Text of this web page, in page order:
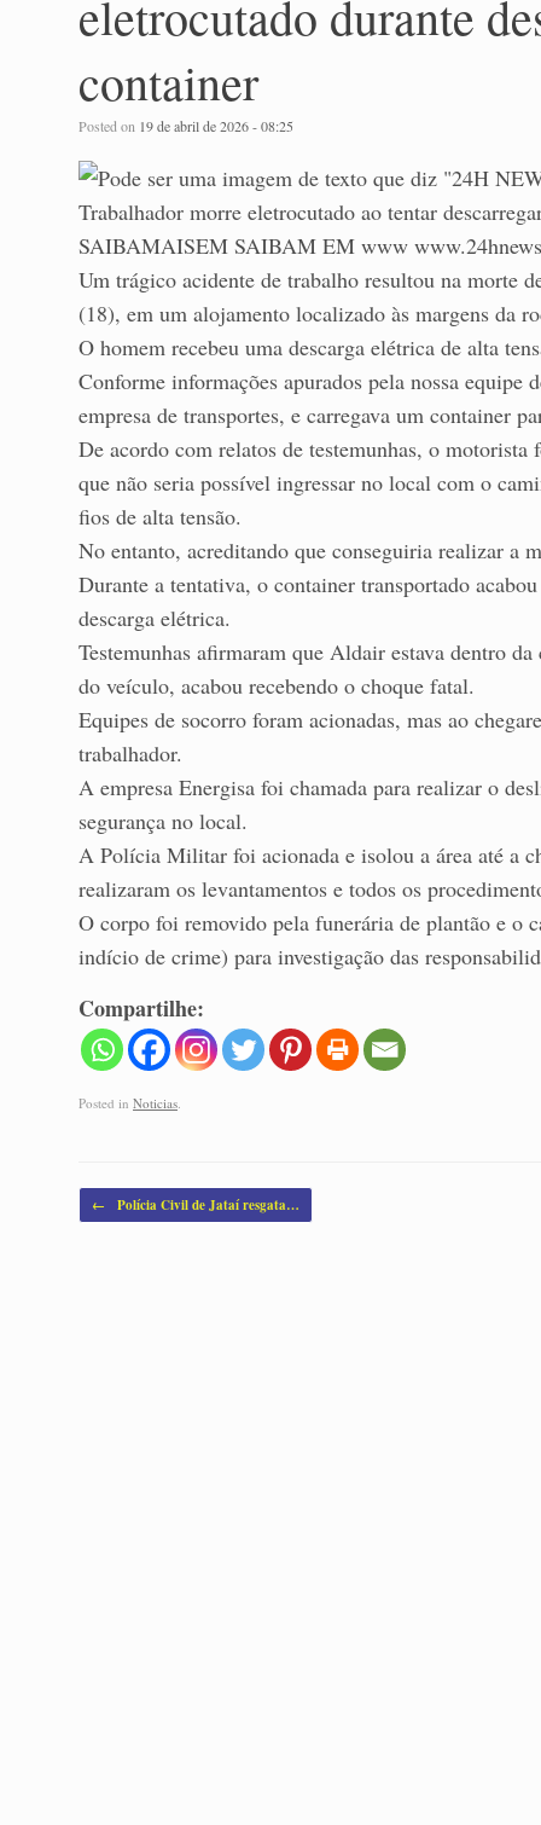
eletrocutado durante
container
Posted on 19 de abril de 2026 - 08:25
Um trágico acidente de trabalho resultou na morte
(18), em um alojamento localizado às margens da
O homem recebeu uma descarga elétrica de alta
Conforme informações apurados pela nossa equipe
empresa de transportes, e carregava um container
De acordo com relatos de testemunhas, o
que não seria possível ingressar no local com o
fios de alta tensão.
No entanto, acreditando que conseguiria realizar a
Durante a tentativa, o container transportado
descarga elétrica.
Testemunhas afirmaram que Aldair estava dentro
do veículo, acabou recebendo o choque fatal.
Equipes de socorro foram acionadas, mas ao
trabalhador.
A empresa Energisa foi chamada para realizar o
segurança no local.
A Polícia Militar foi acionada e isolou a área até a
realizaram os levantamentos e todos os
O corpo foi removido pela funerária de plantão e o
indício de crime) para investigação das
Compartilhe:
Posted in Noticias
Post navigation
← Polícia Civil de Jataí resgata…